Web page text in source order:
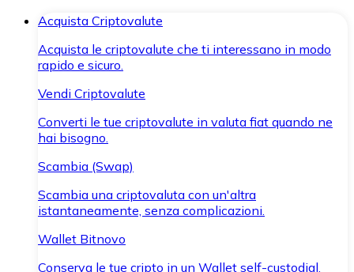
Acquista Criptovalute
Acquista le criptovalute che ti interessano in modo
rapido e sicuro.
Vendi Criptovalute
Converti le tue criptovalute in valuta fiat quando ne
hai bisogno.
Scambia (Swap)
Scambia una criptovaluta con un'altra
istantaneamente, senza complicazioni.
Wallet Bitnovo
Conserva le tue cripto in un Wallet self-custodial.